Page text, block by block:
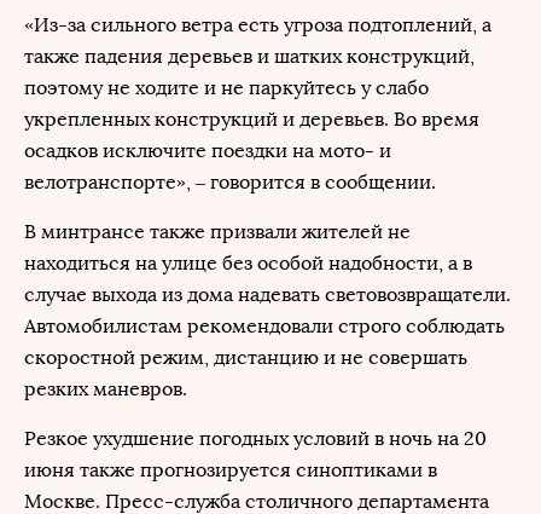
«Из-за сильного ветра есть угроза подтоплений, а
также падения деревьев и шатких конструкций,
поэтому не ходите и не паркуйтесь у слабо
укрепленных конструкций и деревьев. Во время
осадков исключите поездки на мото- и
велотранспорте», – говорится в сообщении.
В минтрансе также призвали жителей не
находиться на улице без особой надобности, а в
случае выхода из дома надевать световозвращатели.
Автомобилистам рекомендовали строго соблюдать
скоростной режим, дистанцию и не совершать
резких маневров.
Резкое ухудшение погодных условий в ночь на 20
июня также прогнозируется синоптиками в
Москве. Пресс-служба столичного департамента